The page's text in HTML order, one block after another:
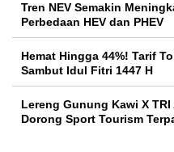
Tren NEV Semakin
Perbedaan HEV dan PHEV
Hemat Hingga 44%! Tarif
Sambut Idul Fitri 1447 H
Lereng Gunung Kawi X
Dorong Sport Tourism